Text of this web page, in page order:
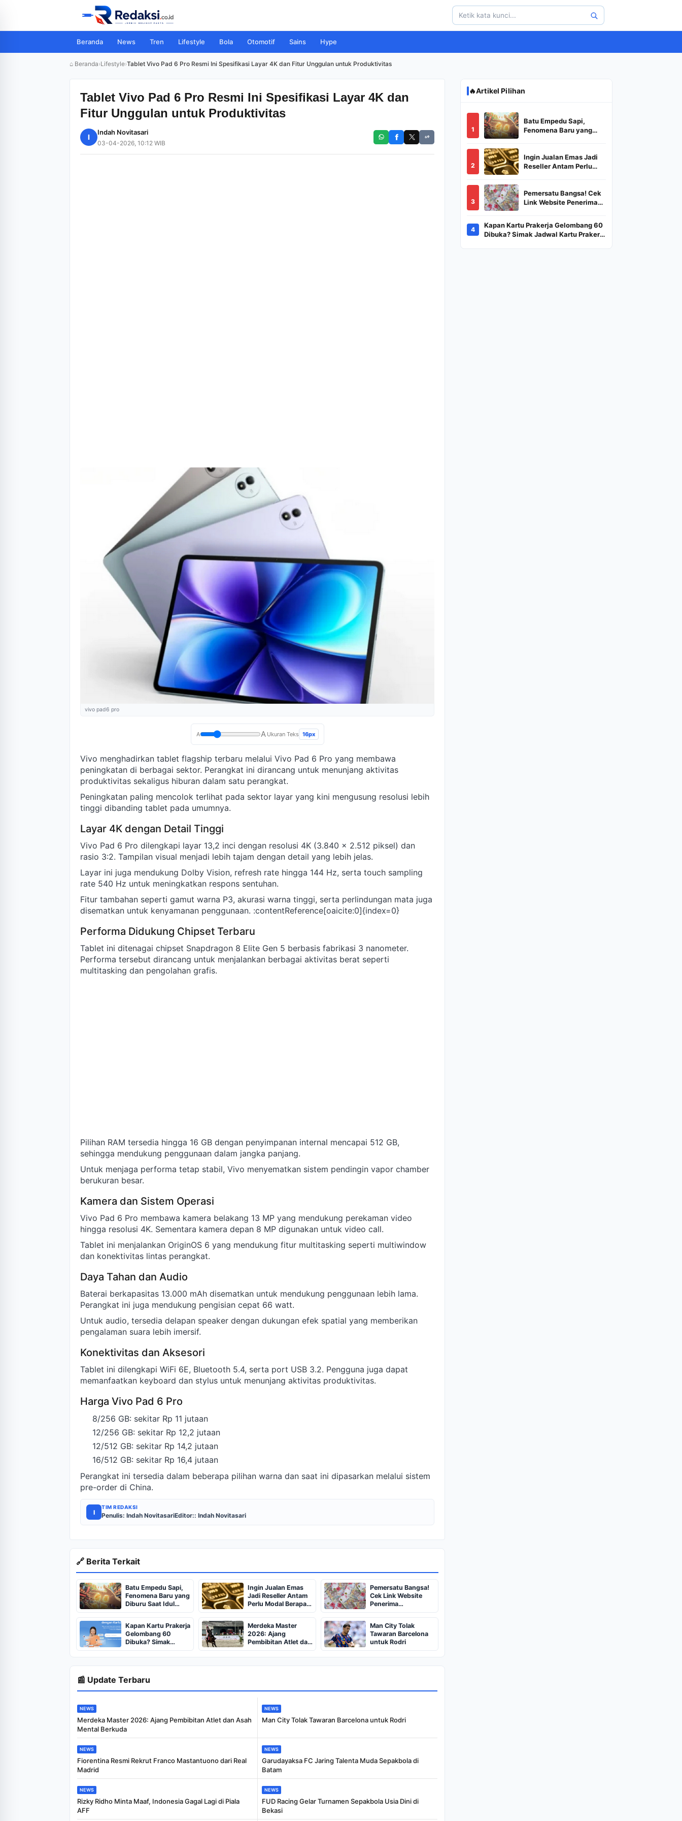
Beranda News Tren Lifestyle Bola Otomotif Sains Hype
⌂ Beranda›Lifestyle›Tablet Vivo Pad 6 Pro Resmi Ini Spesifikasi Layar 4K dan Fitur Unggulan untuk Produktivitas
Tablet Vivo Pad 6 Pro Resmi Ini Spesifikasi Layar 4K dan
Fitur Unggulan untuk Produktivitas
I
Indah Novitasari
03-04-2026, 10:12 WIB
vivo pad6 pro
A A Ukuran Teks 16px
Vivo menghadirkan tablet flagship terbaru melalui Vivo Pad 6 Pro yang membawa
peningkatan di berbagai sektor. Perangkat ini dirancang untuk menunjang aktivitas
produktivitas sekaligus hiburan dalam satu perangkat.
Peningkatan paling mencolok terlihat pada sektor layar yang kini mengusung resolusi lebih
tinggi dibanding tablet pada umumnya.
Layar 4K dengan Detail Tinggi
Vivo Pad 6 Pro dilengkapi layar 13,2 inci dengan resolusi 4K (3.840 x 2.512 piksel) dan
rasio 3:2. Tampilan visual menjadi lebih tajam dengan detail yang lebih jelas.
Layar ini juga mendukung Dolby Vision, refresh rate hingga 144 Hz, serta touch sampling
rate 540 Hz untuk meningkatkan respons sentuhan.
Fitur tambahan seperti gamut warna P3, akurasi warna tinggi, serta perlindungan mata juga
disematkan untuk kenyamanan penggunaan. :contentReference[oaicite:0]{index=0}
Performa Didukung Chipset Terbaru
Tablet ini ditenagai chipset Snapdragon 8 Elite Gen 5 berbasis fabrikasi 3 nanometer.
Performa tersebut dirancang untuk menjalankan berbagai aktivitas berat seperti
multitasking dan pengolahan grafis.
Pilihan RAM tersedia hingga 16 GB dengan penyimpanan internal mencapai 512 GB,
sehingga mendukung penggunaan dalam jangka panjang.
Untuk menjaga performa tetap stabil, Vivo menyematkan sistem pendingin vapor chamber
berukuran besar.
Kamera dan Sistem Operasi
Vivo Pad 6 Pro membawa kamera belakang 13 MP yang mendukung perekaman video
hingga resolusi 4K. Sementara kamera depan 8 MP digunakan untuk video call.
Tablet ini menjalankan OriginOS 6 yang mendukung fitur multitasking seperti multiwindow
dan konektivitas lintas perangkat.
Daya Tahan dan Audio
Baterai berkapasitas 13.000 mAh disematkan untuk mendukung penggunaan lebih lama.
Perangkat ini juga mendukung pengisian cepat 66 watt.
Untuk audio, tersedia delapan speaker dengan dukungan efek spatial yang memberikan
pengalaman suara lebih imersif.
Konektivitas dan Aksesori
Tablet ini dilengkapi WiFi 6E, Bluetooth 5.4, serta port USB 3.2. Pengguna juga dapat
memanfaatkan keyboard dan stylus untuk menunjang aktivitas produktivitas.
Harga Vivo Pad 6 Pro
8/256 GB: sekitar Rp 11 jutaan
12/256 GB: sekitar Rp 12,2 jutaan
12/512 GB: sekitar Rp 14,2 jutaan
16/512 GB: sekitar Rp 16,4 jutaan
Perangkat ini tersedia dalam beberapa pilihan warna dan saat ini dipasarkan melalui sistem
pre-order di China.
I
TIM REDAKSI
Penulis: Indah NovitasariEditor:: Indah Novitasari
🔗 Berita Terkait
Batu Empedu Sapi,
Fenomena Baru yang
Diburu Saat Idul
Adha 2026
Ingin Jualan Emas
Jadi Reseller Antam
Perlu Modal Berapa?
Apa Saja Syaratnya
dan Bagaimana
Prosedurnya?
Pemersatu Bangsa!
Cek Link Website
Penerima
BSU,BLT,PKH Resmi
Hanya Disini,
Dapatkan Dana
Rp600 Ribu Rupiah
Kapan Kartu Prakerja
Gelombang 60
Dibuka? Simak
Jadwal Kartu
Prakerja Gelombang
60 Lengkap Beserta
Ketentuan
Merdeka Master
2026: Ajang
Pembibitan Atlet dan
Asah Mental Berkuda
Man City Tolak
Tawaran Barcelona
untuk Rodri
📰 Update Terbaru
NEWS
Merdeka Master 2026: Ajang Pembibitan Atlet dan Asah
Mental Berkuda
NEWS
Man City Tolak Tawaran Barcelona untuk Rodri
NEWS
Fiorentina Resmi Rekrut Franco Mastantuono dari Real
Madrid
NEWS
Garudayaksa FC Jaring Talenta Muda Sepakbola di
Batam
NEWS
Rizky Ridho Minta Maaf, Indonesia Gagal Lagi di Piala
AFF
NEWS
FUD Racing Gelar Turnamen Sepakbola Usia Dini di
Bekasi
🔥Artikel Pilihan
1
Batu Empedu Sapi,
Fenomena Baru yang
2
Ingin Jualan Emas Jadi
Reseller Antam Perlu
Bagaimana
Prosedurnya?
3
Pemersatu Bangsa! Cek
Link Website Penerima
Dana Rp600 Ribu Rupiah
4
Kapan Kartu Prakerja Gelombang 60
Dibuka? Simak Jadwal Kartu Prakerja